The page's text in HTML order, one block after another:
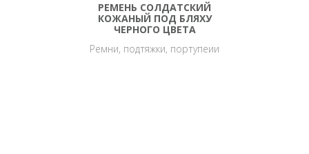
РЕМЕНЬ СОЛДАТСКИЙ
КОЖАНЫЙ ПОД БЛЯХУ
ЧЕРНОГО ЦВЕТА
Ремни, подтяжки, портупеии